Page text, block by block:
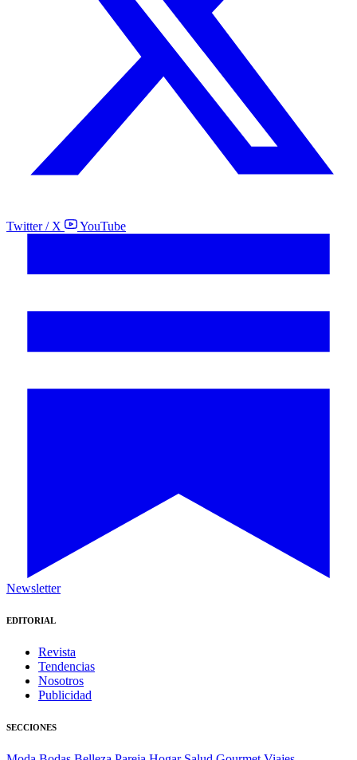
Twitter / X YouTube
Newsletter
EDITORIAL
Revista
Tendencias
Nosotros
Publicidad
SECCIONES